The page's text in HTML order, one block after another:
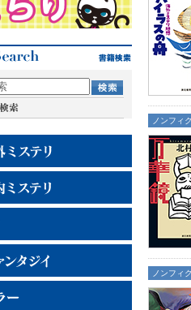
ノンフィ
ノンフィ